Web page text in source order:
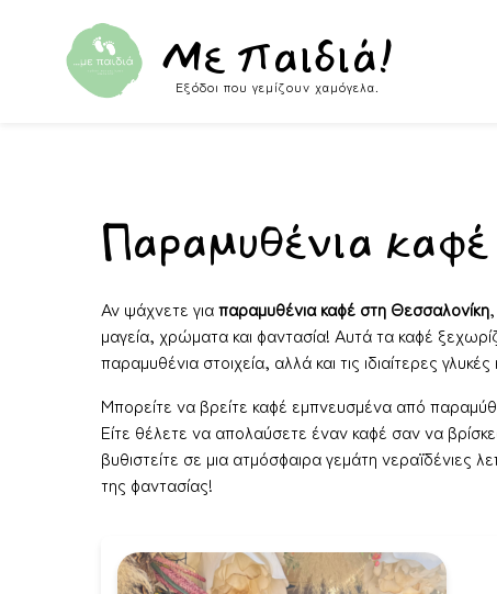
Με παιδιά!
Εξόδοι που γεμίζουν χαμόγελα.
Παραμυθένια
Αν ψάχνετε γιαπαραμυθένια καφέ στη Θεσσαλονίκη
μαγεία, χρώματα και φαντασία! Αυτά τα καφέ
παραμυθένια στοιχεία, αλλά και τις ιδιαίτερες
Μπορείτε να βρείτε καφέ εμπνευσμένα από
Είτε θέλετε να απολαύσετε έναν καφέ σαν να
βυθιστείτε σε μια ατμόσφαιρα γεμάτη νεραϊδένιες
της φαντασίας!